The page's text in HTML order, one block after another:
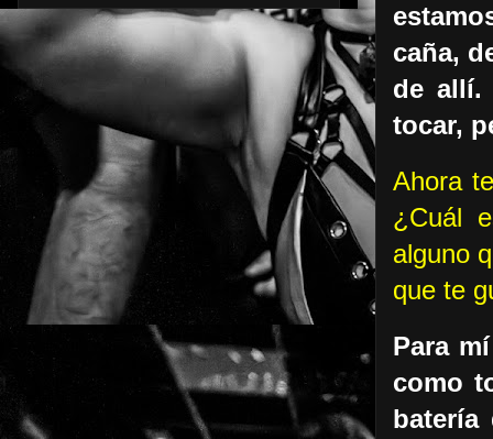
caña,
de allí.
tocar,
Ahora
¿Cuál
alguno
que te
Para
como
batería